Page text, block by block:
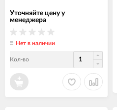
Уточняйте цену у
менеджера
Нет в наличии
Кол-во